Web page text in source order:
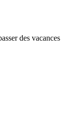
des vacances